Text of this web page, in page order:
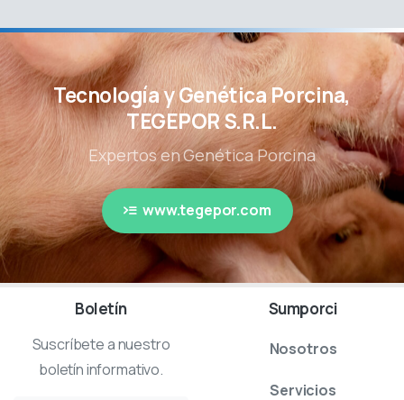
Tecnología y Genética Porcina,
TEGEPOR S.R.L.
Expertos en Genética Porcina
www.tegepor.com
Boletín
Suscríbete a nuestro
boletín informativo.
Sumporci
Nosotros
Servicios